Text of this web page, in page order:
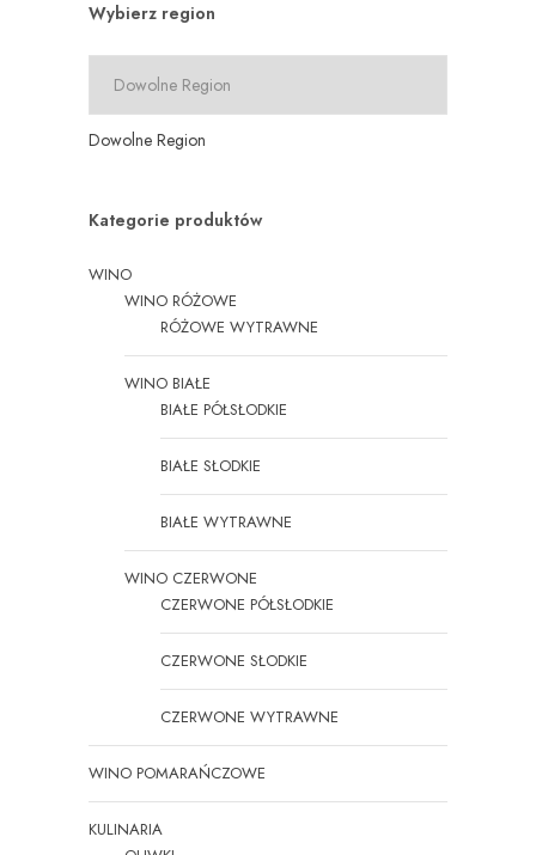
Wybierz region
Dowolne Region
Kategorie produktów
WINO
WINO RÓŻOWE
RÓŻOWE WYTRAWNE
WINO BIAŁE
BIAŁE PÓŁSŁODKIE
BIAŁE SŁODKIE
BIAŁE WYTRAWNE
WINO CZERWONE
CZERWONE PÓŁSŁODKIE
CZERWONE SŁODKIE
CZERWONE WYTRAWNE
WINO POMARAŃCZOWE
KULINARIA